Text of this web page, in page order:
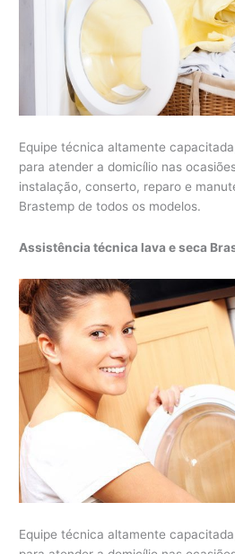
Equipe técnica altamente
para atender a domicílio nas
instalação, conserto, reparo e
Brastemp de todos os modelos.
Assistência técnica lava e seca
Equipe técnica altamente